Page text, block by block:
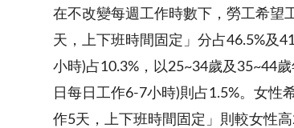
在不改變每週工作時數下，勞工希望
天，上下班時間固定」分占46.5%及
小時)占10.3%，以25~34歲及35~44
日每日工作6-7小時)則占1.5%。女
作5天，上下班時間固定」則較女性高